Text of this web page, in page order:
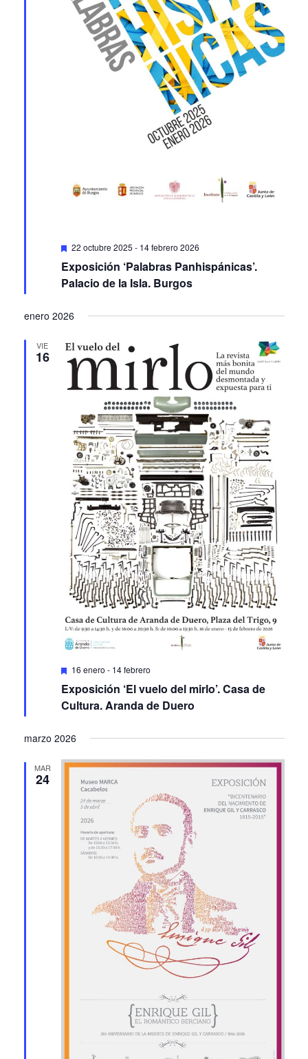
Featured
22 octubre 2025 - 14 febrero 2026
Exposición ‘Palabras Panhispánicas’.
Palacio de la Isla. Burgos
enero 2026
VIE
16
Featured
16 enero - 14 febrero
Exposición ‘El vuelo del mirlo’. Casa de
Cultura. Aranda de Duero
marzo 2026
MAR
24